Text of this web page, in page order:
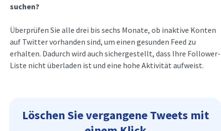
suchen?
Überprüfen Sie alle drei bis sechs Monate, ob inaktive Konten
auf Twitter vorhanden sind, um einen gesunden Feed zu
erhalten. Dadurch wird auch sichergestellt, dass Ihre Follower-
Liste nicht überladen ist und eine hohe Aktivität aufweist.
Löschen Sie vergangene Tweets mit